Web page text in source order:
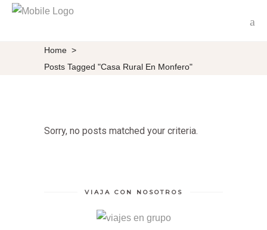
Home >
Posts Tagged "Casa Rural En Monfero"
Sorry, no posts matched your criteria.
VIAJA CON NOSOTROS